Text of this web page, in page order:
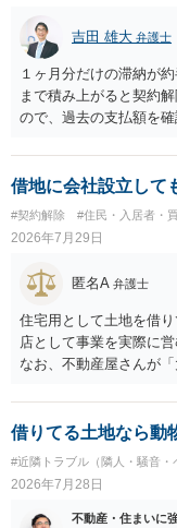
吉田 雄大 弁護士
１ヶ月分だけの滞納が
まで積み上がると契約
ので、過去の支払額を
た理由は気になるとこ
います。
借地に会社設立して
#契約解除 #住民・入居者・
2026年7月29日
匿名A 弁護士
住宅用として土地を借
店として事業を実際に
なお、不動産屋さんが
れますが、これは法的
れるかどうかについて
すので、建物を事務所
り、リスクはそれほど
大家さんが契約違反を
したり、立ち退きを迫
借りてる土地なら動
#近隣トラブル（隣人・騒音・
2026年7月28日
不動産・住まいに